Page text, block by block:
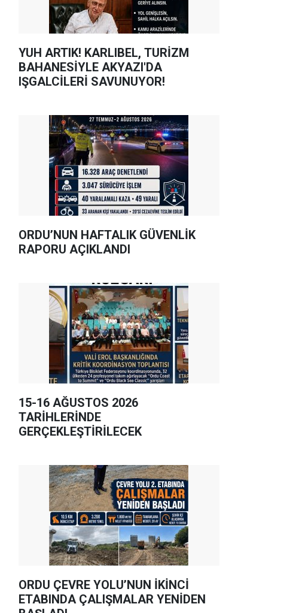
YUH ARTIK! KARLIBEL, TURİZM
BAHANESİYLE AKYAZI'DA
IŞGALCİLERİ SAVUNUYOR!
ORDU’NUN HAFTALIK GÜVENLİK
RAPORU AÇIKLANDI
15-16 AĞUSTOS 2026
TARİHLERİNDE
GERÇEKLEŞTİRİLECEK
ORDU ÇEVRE YOLU’NUN İKİNCİ
ETABINDA ÇALIŞMALAR YENİDEN